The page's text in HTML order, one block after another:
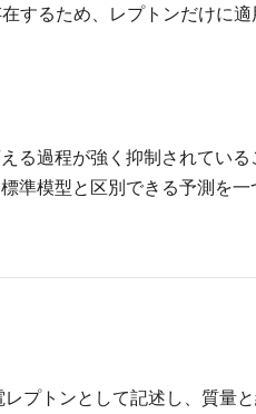
するため、レプトンだけに
る過程が強く抑制されてい
準模型と区別できる予測を
プトンとして記述し、質量